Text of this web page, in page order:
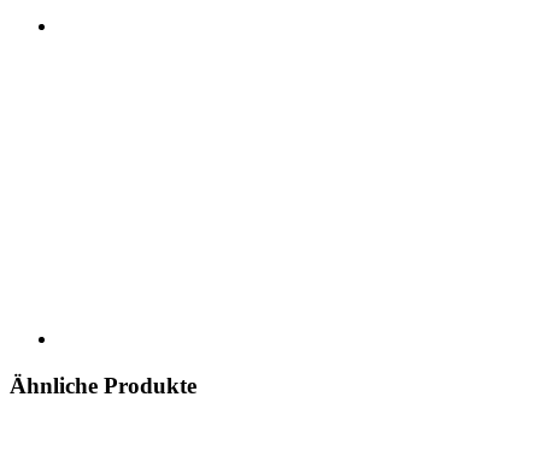
Ähnliche Produkte